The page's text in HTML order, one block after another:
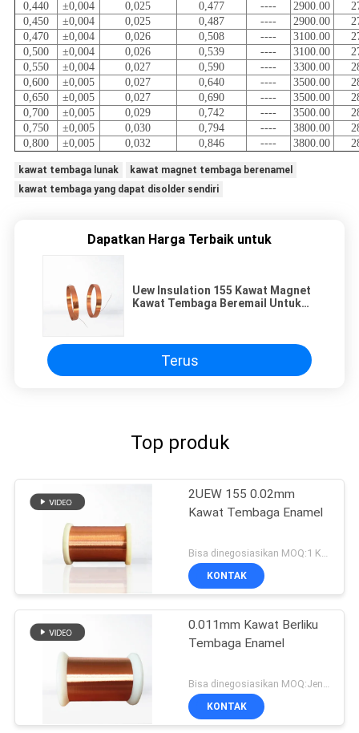
0,440
±0,004 0,025 0,477 ---- 2900.00
0,450
±0,004 0,025 0,487 ---- 2900.00
0,470
±0,004 0,026 0,508 ---- 3100.00
0,500
±0,004 0,026 0,539 ---- 3100.00
0,550
±0,004 0,027 0,590 ---- 3300.00
0,600
±0,005 0,027 0,640 ---- 3500.00
0,650
±0,005 0,027 0,690 ---- 3500.00
0,700
±0,005 0,029 0,742 ---- 3500.00
0,750
±0,005 0,030 0,794 ---- 3800.00
0,800
±0,005 0,032 0,846 ---- 3800.00
kawat tembaga lunak
kawat magnet tembaga berenamel
kawat tembaga yang dapat disolder sendiri
Dapatkan Harga Terbaik untuk
Uew Insulation 155 Kawat Magnet
Kawat Tembaga Beremail Untuk
Terus
Top produk
2UEW 155 0.02mm
Kawat Tembaga Enamel
Bisa dinegosiasikan MOQ:1 Kilogram/Kilogram
KONTAK
0.011mm Kawat Berliku
Tembaga Enamel
KONTAK